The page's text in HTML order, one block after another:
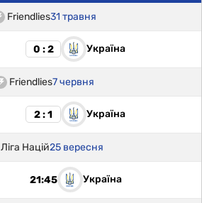
Friendlies31 травня
0 : 2 Україна
Friendlies7 червня
2 : 1 Україна
Ліга Націй25 вересня
21:45 Україна